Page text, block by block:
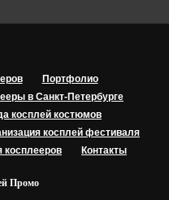
Портфолио
в Санкт-Петербурге
косплей костюмов
косплей фестиваля
косплееров Контакты
Промо